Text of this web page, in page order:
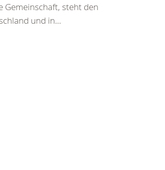
Gemeinschaft, steht den
und in...